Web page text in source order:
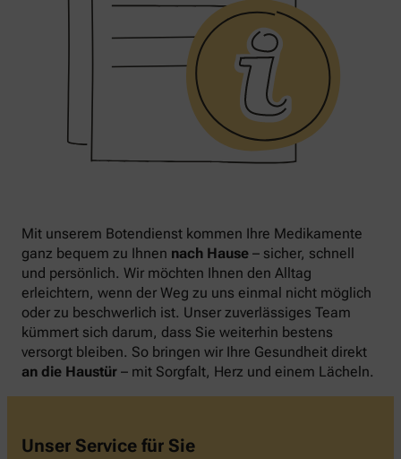
Mit unserem Botendienst kommen Ihre Medikamente
ganz bequem zu Ihnen nach Hause – sicher, schnell
und persönlich. Wir möchten Ihnen den Alltag
erleichtern, wenn der Weg zu uns einmal nicht möglich
oder zu beschwerlich ist. Unser zuverlässiges Team
kümmert sich darum, dass Sie weiterhin bestens
versorgt bleiben. So bringen wir Ihre Gesundheit direkt
an die Haustür – mit Sorgfalt, Herz und einem Lächeln.
Unser Service für Sie